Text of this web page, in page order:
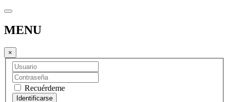
MENU
×
Recuérdeme